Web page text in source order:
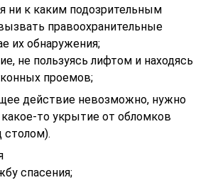
ни к каким подозрительным
правоохранительные
их обнаружения;
не пользуясь лифтом и находясь
проемов;
действие невозможно, нужно
то укрытие от обломков
столом).
спасения;